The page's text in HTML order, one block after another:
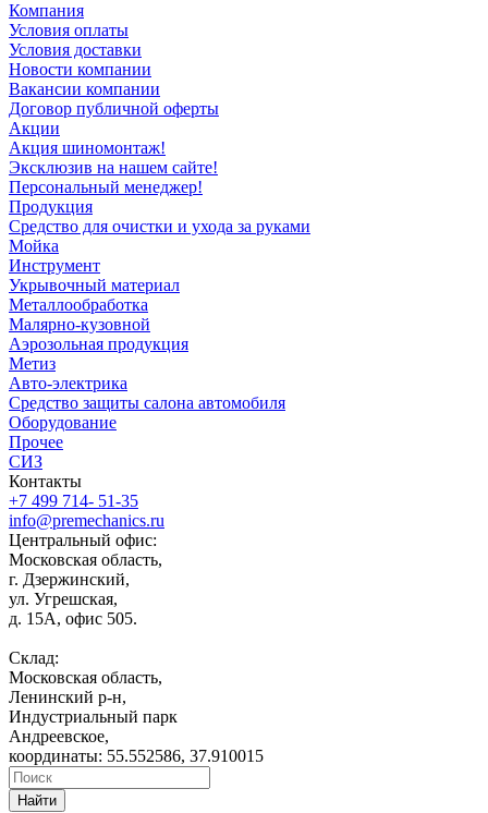
Компания
Условия оплаты
Условия доставки
Новости компании
Вакансии компании
Договор публичной оферты
Акции
Акция шиномонтаж!
Эксклюзив на нашем сайте!
Персональный менеджер!
Продукция
Средство для очистки и ухода за руками
Мойка
Инструмент
Укрывочный материал
Металлообработка
Малярно-кузовной
Аэрозольная продукция
Метиз
Авто-электрика
Средство защиты салона автомобиля
Оборудование
Прочее
СИЗ
Контакты
+7 499 714- 51-35
info@premechanics.ru
Центральный офис:
Московская область,
г. Дзержинский,
ул. Угрешская,
д. 15А, офис 505.
Склад:
Московская область,
Ленинский р-н,
Индустриальный парк
Андреевское,
координаты: 55.552586, 37.910015
Найти